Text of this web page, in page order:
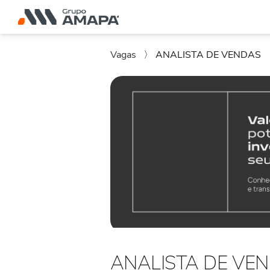
Vagas 〉 ANALISTA DE VENDAS
ANALISTA DE